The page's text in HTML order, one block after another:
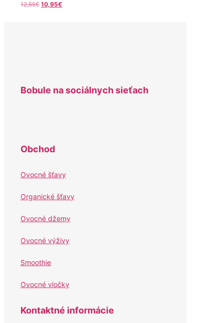
12,55€ Pôvodná
10,95€
Bobule na sociálnych sieťach
Obchod
Ovocné šťavy
Organické šťavy
Ovocné džemy
Ovocné výživy
Smoothie
Ovocné vločky
Kontaktné informácie